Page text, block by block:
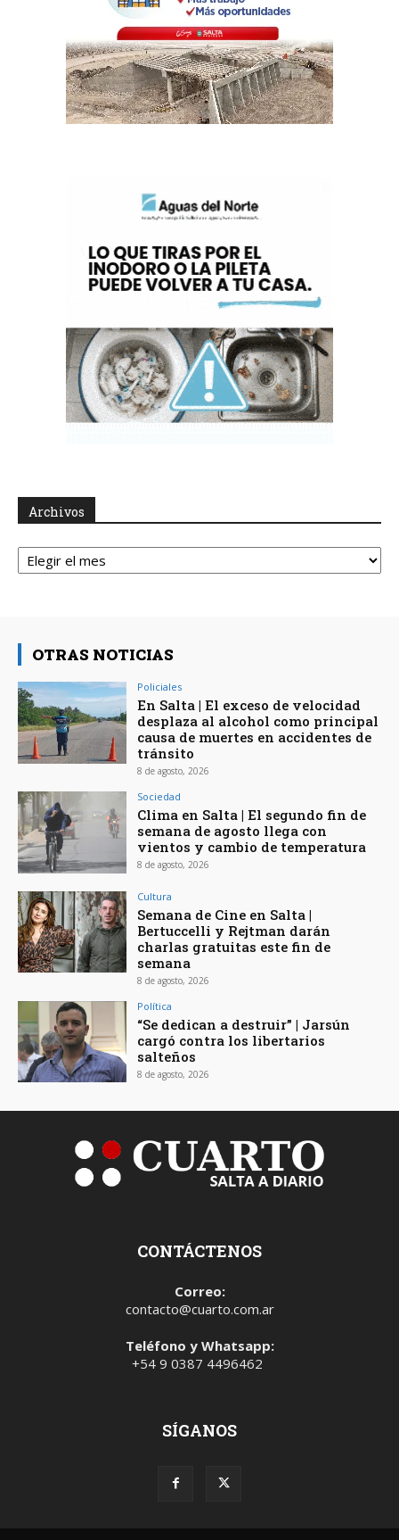
Archivos
Archivos
OTRAS NOTICIAS
Policiales
En Salta | El exceso de velocidad
desplaza al alcohol como principal
causa de muertes en accidentes de
tránsito
8 de agosto, 2026
Sociedad
Clima en Salta | El segundo fin de
semana de agosto llega con
vientos y cambio de temperatura
8 de agosto, 2026
Cultura
Semana de Cine en Salta |
Bertuccelli y Rejtman darán
charlas gratuitas este fin de
semana
8 de agosto, 2026
Política
“Se dedican a destruir” | Jarsún
cargó contra los libertarios
salteños
8 de agosto, 2026
CONTÁCTENOS
Correo:
contacto@cuarto.com.ar
Teléfono y Whatsapp:
+54 9 0387 4496462
SÍGANOS